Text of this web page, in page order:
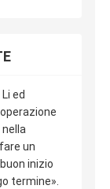
ed
un
inizio
termine».